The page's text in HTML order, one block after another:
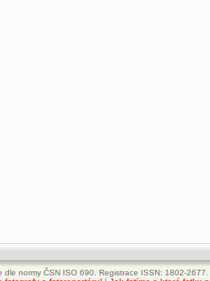
normy ČSN ISO 690. Registrace ISSN: 1802-2677.